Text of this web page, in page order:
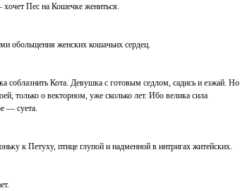
хочет Пес на Кошечке жениться.
обольщения женских кошачьих сердец.
соблазнить Кота. Девушка с готовым седлом, садись и езжай. Но
только о векторном, уже сколько лет. Ибо велика сила
— суета.
к Петуху, птице глупой и надменной в интригах житейских.